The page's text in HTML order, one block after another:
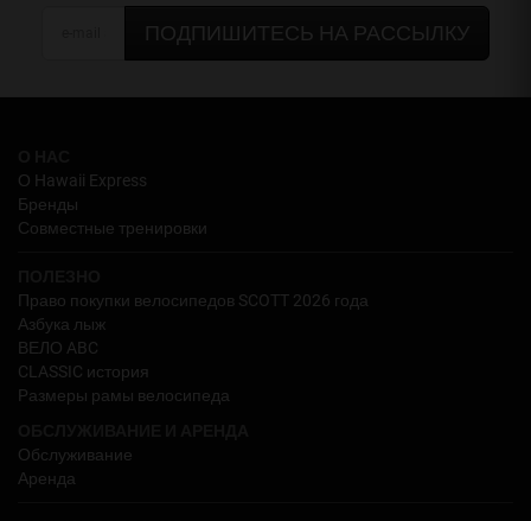
ПОДПИШИТЕСЬ НА РАССЫЛКУ
О Hawaii Express
Бренды
Совместные тренировки
Право покупки велосипедов SCOTT 2026 года
Азбука лыж
ВЕЛО ABC
CLASSIC история
Pазмеры рамы велосипеда
Обслуживание
Аренда